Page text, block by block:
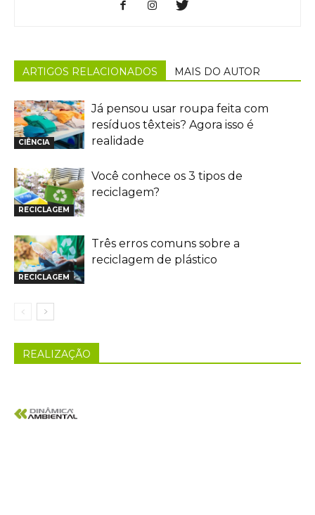
ARTIGOS RELACIONADOS MAIS DO AUTOR
CIÊNCIA
Já pensou usar roupa feita com
resíduos têxteis? Agora isso é
realidade
RECICLAGEM
Você conhece os 3 tipos de
reciclagem?
RECICLAGEM
Três erros comuns sobre a
reciclagem de plástico
REALIZAÇÃO